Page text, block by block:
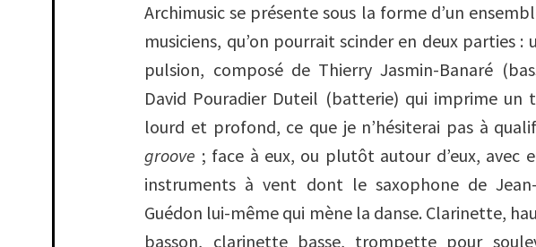
Archimusic se présente sous la forme d’un
musiciens, qu’on pourrait scinder en deux parties :
pulsion, composé de Thierry Jasmin-Banaré
David Pouradier Duteil (batterie) qui imprime un
lourd et profond, ce que je n’hésiterai pas à
groove ; face à eux, ou plutôt autour d’eux, avec
instruments à vent dont le saxophone de
Guédon lui-même qui mène la danse. Clarinette,
basson, clarinette basse, trompette pour